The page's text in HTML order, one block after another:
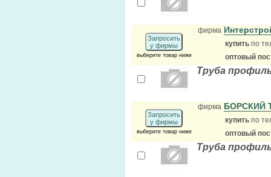
Запросить
у фирмы
выберите товар ниже
фирма
купить по
оптовый
Труба
Запросить
у фирмы
выберите товар ниже
фирма БОРСКИЙ
купить по
оптовый
Труба